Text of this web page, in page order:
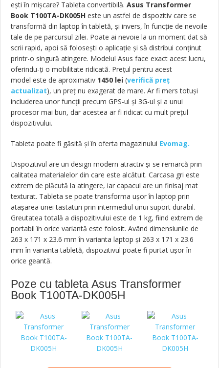
ești în mișcare? Tableta convertibilă.Asus Transformer
Book T100TA-DK005H este un astfel de dispozitiv care se
transformă din laptop în tabletă, și invers, în funcție de nevoile
tale de pe parcursul zilei. Poate ai nevoie la un moment dat să
scrii rapid, apoi să folosești o aplicație și să distribui conținut
printr-o singură atingere. Modelul Asus face exact acest lucru,
oferindu-ți o mobilitate ridicată. Prețul pentru acest
model este de aproximativ 1450 lei (verifică preț
actualizat), un preț nu exagerat de mare. Ar fi mers totuși
includerea unor funcții precum GPS-ul și 3G-ul și a unui
procesor mai bun, dar acestea ar fi ridicat cu mult prețul
dispozitivului.
Tableta poate fi găsită și în oferta magazinului Evomag.
Dispozitivul are un design modern atractiv și se remarcă prin
calitatea materialelor din care este alcătuit. Carcasa gri este
extrem de plăcută la atingere, iar capacul are un finisaj mat
texturat. Tableta se poate transforma ușor în laptop prin
atașarea unei tastaturi prin intermediul unui suport durabil.
Greutatea totală a dispozitivului este de 1 kg, fiind extrem de
portabil în orice variantă este folosit. Având dimensiunile de
263 x 171 x 23.6 mm în varianta laptop și 263 x 171 x 23.6
mm în varianta tabletă, dispozitivul poate fi purtat ușor în
orice geantă.
Poze cu tableta Asus Transformer
Book T100TA-DK005H